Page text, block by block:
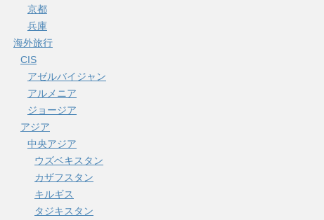
京都
兵庫
海外旅行
CIS
アゼルバイジャン
アルメニア
ジョージア
アジア
中央アジア
ウズベキスタン
カザフスタン
キルギス
タジキスタン